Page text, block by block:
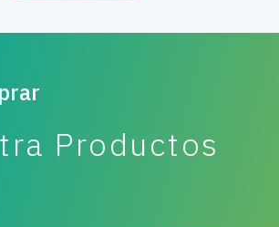
Productos